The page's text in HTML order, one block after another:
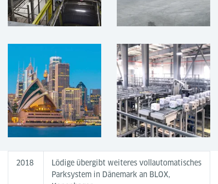
2018
Lödige übergibt weiteres vollautomatisches
Parksystem in Dänemark an BLOX,